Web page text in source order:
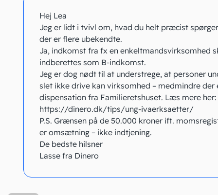
Hej Lea
Jeg er lidt i tvivl om, hvad du helt præcist
der er flere ubekendte.
Ja, indkomst fra fx en enkeltmandsvirksomhed
indberettes som B-indkomst.
Jeg er dog nødt til at understrege, at personer
slet ikke drive kan virksomhed – medmindre der
dispensation fra Familieretshuset. Læs mere her:
https://dinero.dk/tips/ung-ivaerksaetter/
P.S. Grænsen på de 50.000 kroner ift.
er omsætning – ikke indtjening.
De bedste hilsner
Lasse fra Dinero